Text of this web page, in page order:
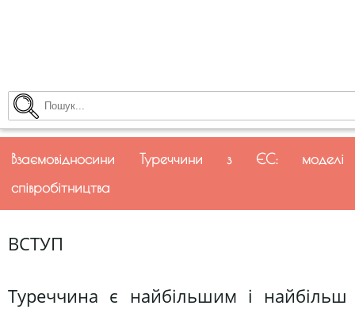
Взаємовідносини Туреччини з ЄС: моделі
співробітництва
ВСТУП
Туреччина є найбільшим і найбільш